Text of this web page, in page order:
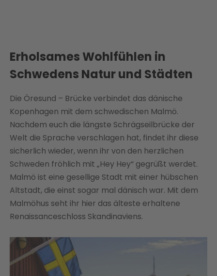
Erholsames Wohlfühlen in
Schwedens Natur und Städten
Die Öresund – Brücke verbindet das dänische
Kopenhagen mit dem schwedischen Malmö.
Nachdem euch die längste Schrägseilbrücke der
Welt die Sprache verschlagen hat, findet ihr diese
sicherlich wieder, wenn ihr von den herzlichen
Schweden fröhlich mit „Hey Hey“ gegrüßt werdet.
Malmö ist eine gesellige Stadt mit einer hübschen
Altstadt, die einst sogar mal dänisch war. Mit dem
Malmöhus seht ihr hier das älteste erhaltene
Renaissanceschloss Skandinaviens.